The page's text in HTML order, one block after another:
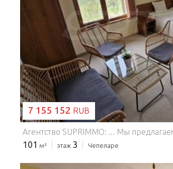
ЗАГРУЗКА...
7 155 152 RUB
101 м² этаж 3 Чепеларе